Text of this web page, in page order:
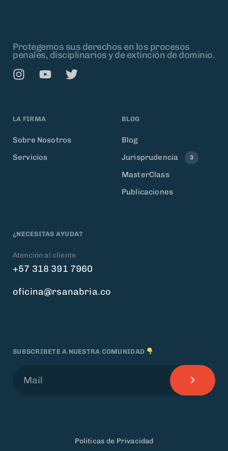
Protegemos sus derechos en los procesos
penales, disciplinarios y de extinción de dominio.
LA FIRMA
Sobre Nosotros
Servicios
BLOG
Blog
Jurisprudencia
3
MasterClass
Publicaciones
¿NECESITAS AYUDA?
Atención al cliente
+57 318 391 7960
oficina@rsanabria.co
SUBSCRIBETE A NUESTRA COMUNIDAD
Politicas de Privacidad